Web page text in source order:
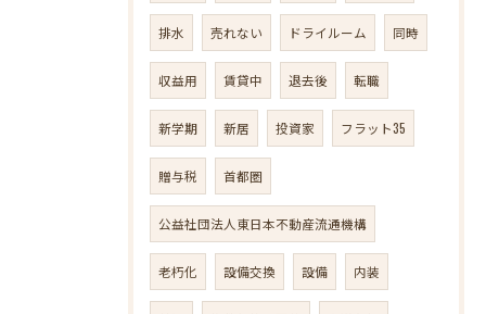
排水 売れない ドライルーム 同時
収益用 賃貸中 退去後 転職
新学期 新居 投資家 フラット35
贈与税 首都圏
公益社団法人東日本不動産流通機構
老朽化 設備交換 設備 内装